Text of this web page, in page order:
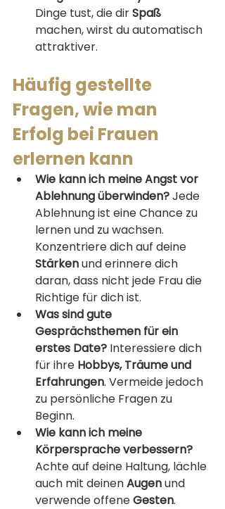
Dinge tust, die dir Spaß
machen, wirst du automatisch
attraktiver.
Häufig gestellte
Fragen, wie man
Erfolg bei Frauen
erlernen kann
Wie kann ich meine Angst vor
Ablehnung überwinden? Jede
Ablehnung ist eine Chance zu
lernen und zu wachsen.
Konzentriere dich auf deine
Stärken und erinnere dich
daran, dass nicht jede Frau die
Richtige für dich ist.
Was sind gute
Gesprächsthemen für ein
erstes Date? Interessiere dich
für ihre Hobbys, Träume und
Erfahrungen. Vermeide jedoch
zu persönliche Fragen zu
Beginn.
Wie kann ich meine
Körpersprache verbessern?
Achte auf deine Haltung, lächle
auch mit deinen Augen und
verwende offene Gesten.